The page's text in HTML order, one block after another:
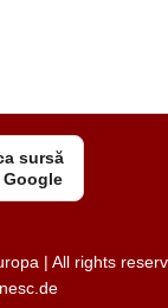
sursă
| All rights